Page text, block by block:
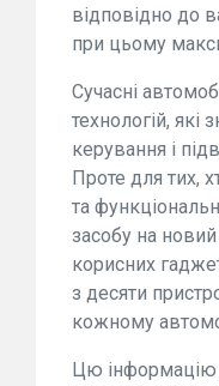
відповідно до
при цьому
Сучасні
технологій,
керування і
Проте для тих,
та
засобу на новий
корисних
з десяти
кожному
Цю інформацію